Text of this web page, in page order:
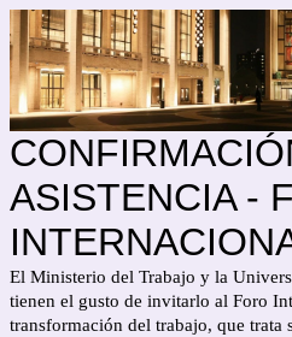
ASISTENCIA -
El Ministerio del Trabajo y la
tienen el gusto de invitarlo al Foro
transformación del trabajo, que trata